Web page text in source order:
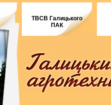
ТВСВ Галицького
ПАК